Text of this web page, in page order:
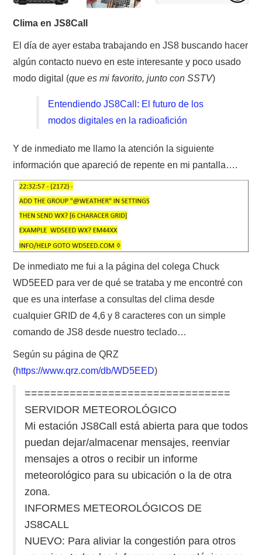
CONTACTO
HISTORIA DE LA RADIO
LA PULGA MERCANTE
LITERATURA DE LA RADIO
MODOS DIGITALES
MORSE CW APRENDE Y MAS
NUESTRAS ACTIVIDADES !
PATROCINADORES
PLAN DE BANDAS DE
RADIOAFICIONADOS EN MEXICO
PROPAGACIÓN
SALÓN DE LA FAMA DEL CRECJ
SOLICITUD DE INGRESO
SOTA Y POTA
Clima en JS8Call
El día de ayer estaba trabajando en JS8 buscando hacer
algún contacto nuevo en este interesante y poco usado
modo digital (que es mi favorito, junto con SSTV)
Entendiendo JS8Call: El futuro de los
modos digitales en la radioafición
Y de inmediato me llamo la atención la siguiente
información que apareció de repente en mi pantalla….
De inmediato me fui a la página del colega Chuck
WD5EED para ver de qué se trataba y me encontré con
que es una interfase a consultas del clima desde
cualquier GRID de 4,6 y 8 caracteres con un simple
comando de JS8 desde nuestro teclado…
Según su página de QRZ
(https://www.qrz.com/db/WD5EED)
================================
SERVIDOR METEOROLÓGICO
Mi estación JS8Call está abierta para que todos
puedan dejar/almacenar mensajes, reenviar
mensajes a otros o recibir un informe
meteorológico para su ubicación o la de otra
zona.
INFORMES METEOROLÓGICOS DE
JS8CALL
NUEVO: Para aliviar la congestión para otros